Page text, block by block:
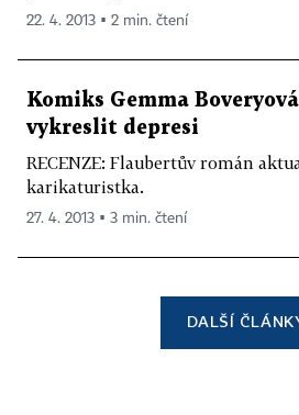
22. 4. 2013 ▪ 2 min. čtení
Komiks Gemma
vykreslit depresi
RECENZE: Flaubertův román
karikaturistka.
27. 4. 2013 ▪ 3 min. čtení
DALŠÍ